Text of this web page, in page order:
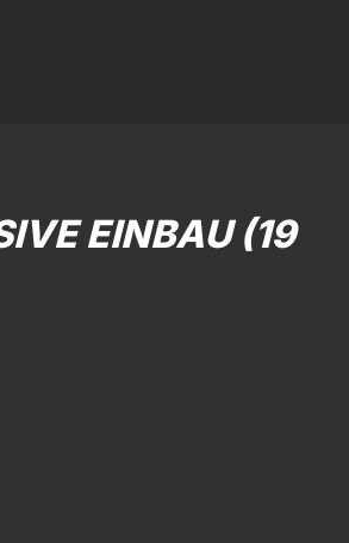
EINBAU (19